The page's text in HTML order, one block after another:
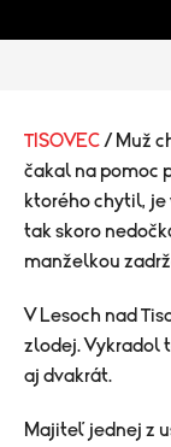
TISOVEC / Muž
čakal na pomoc
ktorého chytil, je
tak skoro
manželkou
V Lesoch nad
zlodej. Vykradol
aj dvakrát.
Majiteľ jednej z